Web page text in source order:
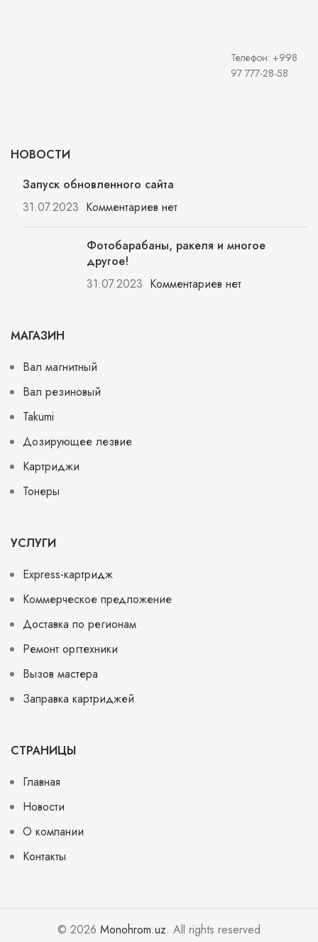
Телефон: +998
97 777-28-58
НОВОСТИ
Запуск обновленного сайта
31.07.2023 Комментариев нет
Фотобарабаны, ракеля и многое
другое!
31.07.2023 Комментариев нет
МАГАЗИН
Вал магнитный
Вал резиновый
Takumi
Дозирующее лезвие
Картриджи
Тонеры
УСЛУГИ
Express-картридж
Коммерческое предложение
Доставка по регионам
Ремонт оргтехники
Вызов мастера
Заправка картриджей
СТРАНИЦЫ
Главная
Новости
О компании
Контакты
© 2026 Monohrom.uz. All rights reserved